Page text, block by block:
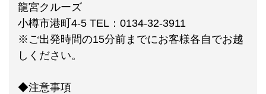
龍宮クルーズ
小樽市港町4-5 TEL：0134-32-3911
※ご出発時間の15分前までにお客様各自でお越
しください。
◆注意事項